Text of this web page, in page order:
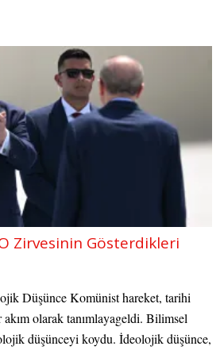
Zirvesinin Gösterdikleri
Düşünce Komünist hareket, tarihi
olarak tanımlayageldi. Bilimsel
düşünceyi koydu. İdeolojik düşünce,